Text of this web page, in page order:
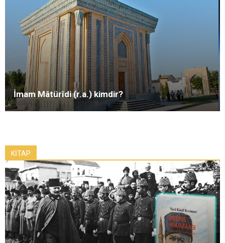
İmam Mâtürîdi (r.a.) kimdir?
KİTAP